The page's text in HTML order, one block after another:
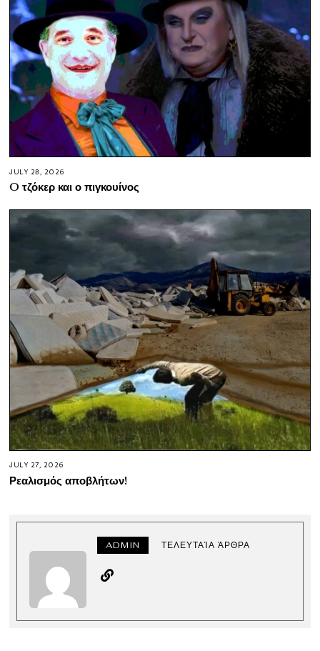
JULY 28, 2026
O τζόκερ και ο πιγκουίνος
JULY 27, 2026
Ρεαλισμός αποβλήτων!
ADMIN ΤΕΛΕΥΤΑΊΑ ΆΡΘΡΑ